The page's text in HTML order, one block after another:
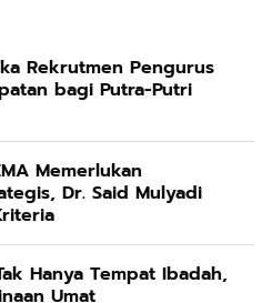
Rekrutmen Pengurus
bagi Putra-Putri
Memerlukan
Dr. Said Mulyadi
Hanya Tempat Ibadah,
Umat